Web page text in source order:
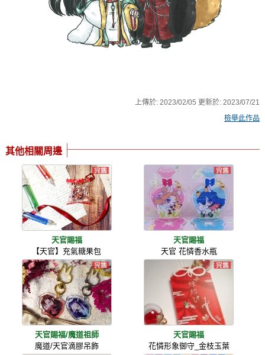
上傳於:2023/02/05 更新於:2023/07/21
檢舉此作品
其他相關周邊
天官賜福
【天官】充氣糖果包
天官賜福
天官 花憐香水瓶
天官賜福/魔道祖師
魔道/天官滴膠吊飾
天官賜福
花憐形象御守_金枝玉葉